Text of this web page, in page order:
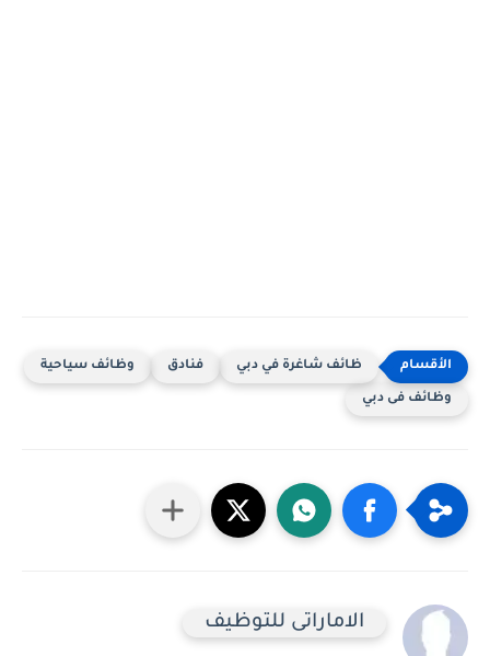
ظائف شاغرة في دبي فنادق وظائف سياحية
وظائف فى دبي
الاماراتى للتوظيف